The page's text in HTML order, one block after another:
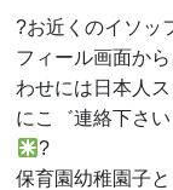
?お近くのイソッ
フィール画面か
わせには日本人
にこ゛連絡下さい
?
保育園幼稚園子